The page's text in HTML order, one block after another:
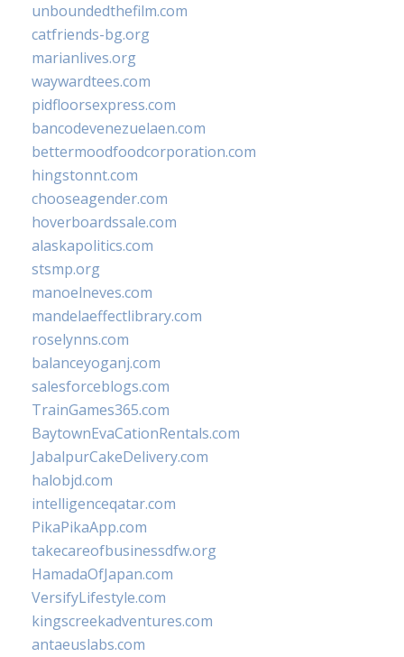
unboundedthefilm.com
catfriends-bg.org
marianlives.org
waywardtees.com
pidfloorsexpress.com
bancodevenezuelaen.com
bettermoodfoodcorporation.com
hingstonnt.com
chooseagender.com
hoverboardssale.com
alaskapolitics.com
stsmp.org
manoelneves.com
mandelaeffectlibrary.com
roselynns.com
balanceyoganj.com
salesforceblogs.com
TrainGames365.com
BaytownEvaCationRentals.com
JabalpurCakeDelivery.com
halobjd.com
intelligenceqatar.com
PikaPikaApp.com
takecareofbusinessdfw.org
HamadaOfJapan.com
VersifyLifestyle.com
kingscreekadventures.com
antaeuslabs.com